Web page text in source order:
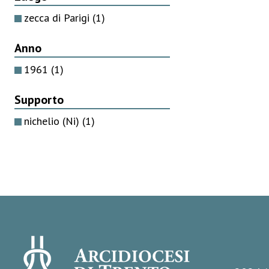
zecca di Parigi (1)
Anno
1961 (1)
Supporto
nichelio (Ni) (1)